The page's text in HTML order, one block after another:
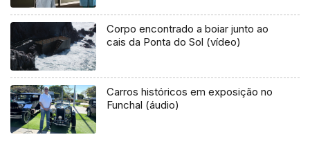
Corpo encontrado a boiar junto ao
cais da Ponta do Sol (vídeo)
Carros históricos em exposição no
Funchal (áudio)